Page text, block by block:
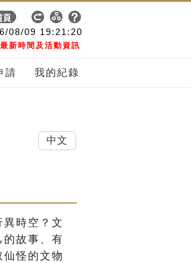
08/09 19:21:21
新時間及活動資訊
請 我的紀錄
時空？文
故事、有
怪的文物